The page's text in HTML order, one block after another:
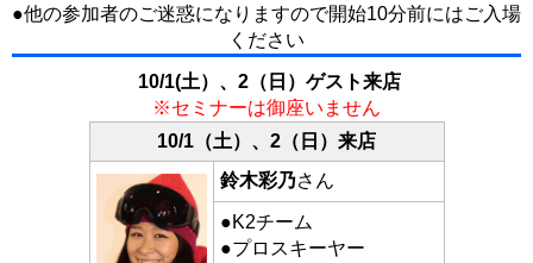
●他の参加者のご迷惑になりますので開始10分前にはご入場
ください
10/1(土）、2（日）ゲスト来店
※セミナーは御座いません
10/1（土）、2（日）来店
鈴木彩乃さん
●K2チーム
●プロスキーヤー